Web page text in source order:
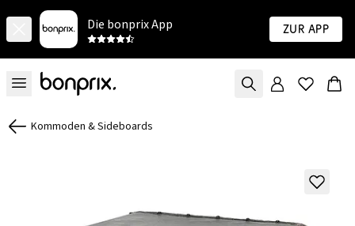
Die bonprix App Zur App
Kommoden & Sideboards